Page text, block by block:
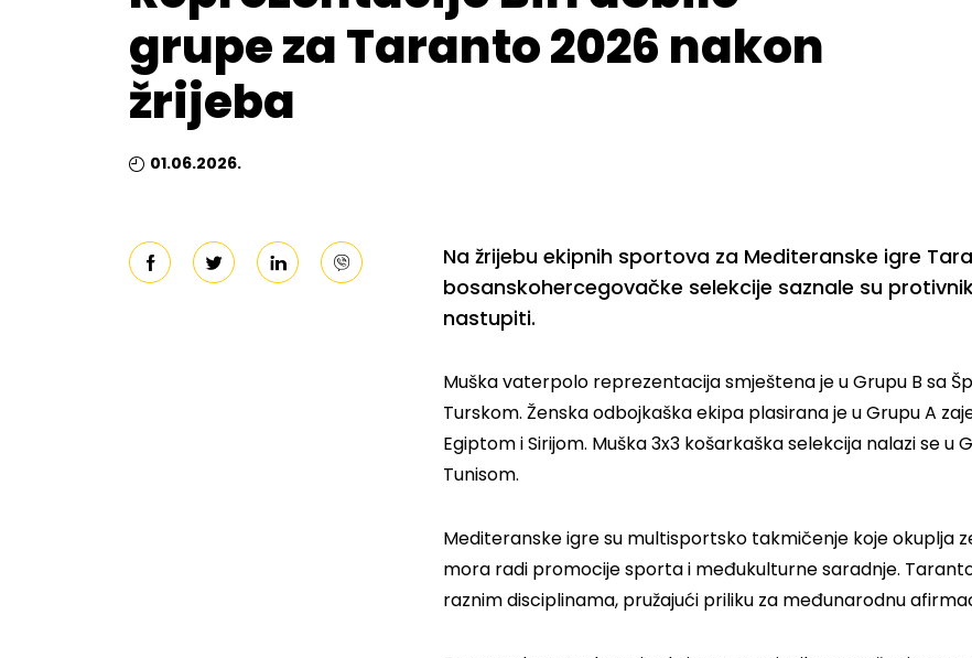
grupe za Taranto 2026 nakon
žrijeba
01.06.2026.
Na žrijebu ekipnih sportova za Mediteranske igre
bosanskohercegovačke selekcije saznale su
nastupiti.
Muška vaterpolo reprezentacija smještena je u Grupu B sa
Turskom. Ženska odbojkaška ekipa plasirana je u Grupu A
Egiptom i Sirijom. Muška 3x3 košarkaška selekcija nalazi se u
Tunisom.
Mediteranske igre su multisportsko takmičenje koje okuplja
mora radi promocije sporta i međukulturne saradnje.
raznim disciplinama, pružajući priliku za međunarodnu